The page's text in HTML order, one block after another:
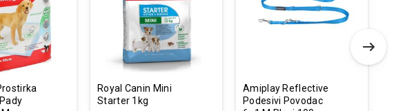
Royal Canin Mini
Starter 1kg
Amiplay Reflective
Podesivi Povodac
želja